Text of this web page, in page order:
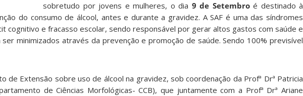
sobretudo por jovens e mulheres, o dia 9 de Setembroé destinado à
do consumo de álcool, antes e durante a gravidez. A SAF é uma das síndromes
cognitivo e fracasso escolar, sendo responsável por gerar altos gastos com saúde e
minimizados através da prevenção e promoção de saúde. Sendo 100% previsível
de Extensão sobre uso de álcool na gravidez, sob coordenação da Profª Drª Patricia
de Ciências Morfológicas- CCB), que juntamente com a Profª Drª Ariane